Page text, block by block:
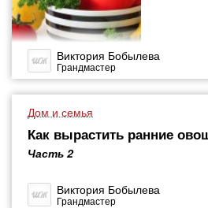
Виктория Бобылева
Грандмастер
Дом и семья
Как вырастить ранние
Часть 2
Виктория Бобылева
Грандмастер